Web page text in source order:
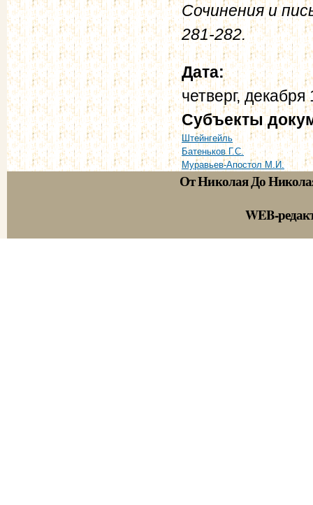
Сочинения и
281-282.
Дата:
четверг,
Субъекты
Штейнгейль
Батеньков Г.С.
Муравьев-Апостол М.И.
От Николая До
WEB-